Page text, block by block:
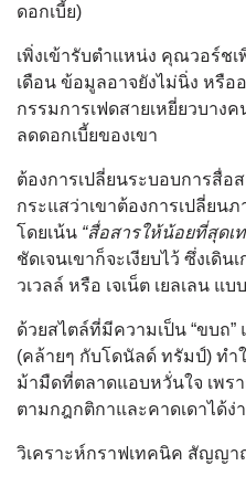
ดอกเบี้ย)
เพิ่งเข้ารับตำแหน่ง คุณวอร์ชเ
เดือน ข้อมูลอาจยังไม่นิ่ง หรือ
กรรมการเฟดสายเหยี่ยวบาง
ลดดอกเบี้ยของเขา
ต้องการเปลี่ยนระบอบการสื่อ
กระแสว่าเขาต้องการเปลี่ย
โดยเน้น “สื่อสารให้น้อยที่สุดเ
ชัดเจนเขาก็จะเงียบไว้ ซึ่งเดิ
วเวลล์ หรือ เจเน็ต เยลเลน แ
ด้วยสไตล์ที่มีความเป็น “ขบถ”
(คล้ายๆ กับโดนัลด์ ทรัมป์) ท
ม้ามืดที่ตลาดแอบหวั่นใจ เพ
ตามกฎกติกาและคาดเดาได้ง่
วิเคราะห์กราฟเทคนิค สัญญา